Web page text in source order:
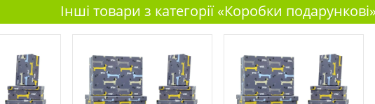
Інші товари з категорії «Коробки